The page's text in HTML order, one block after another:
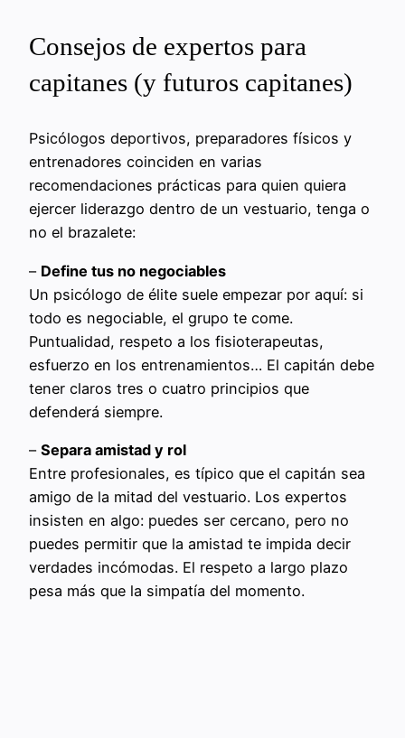
Consejos de expertos para
capitanes (y futuros capitanes)
Psicólogos deportivos, preparadores físicos y
entrenadores coinciden en varias
recomendaciones prácticas para quien quiera
ejercer liderazgo dentro de un vestuario, tenga o
no el brazalete:
– Define tus no negociables
Un psicólogo de élite suele empezar por aquí: si
todo es negociable, el grupo te come.
Puntualidad, respeto a los fisioterapeutas,
esfuerzo en los entrenamientos… El capitán debe
tener claros tres o cuatro principios que
defenderá siempre.
– Separa amistad y rol
Entre profesionales, es típico que el capitán sea
amigo de la mitad del vestuario. Los expertos
insisten en algo: puedes ser cercano, pero no
puedes permitir que la amistad te impida decir
verdades incómodas. El respeto a largo plazo
pesa más que la simpatía del momento.